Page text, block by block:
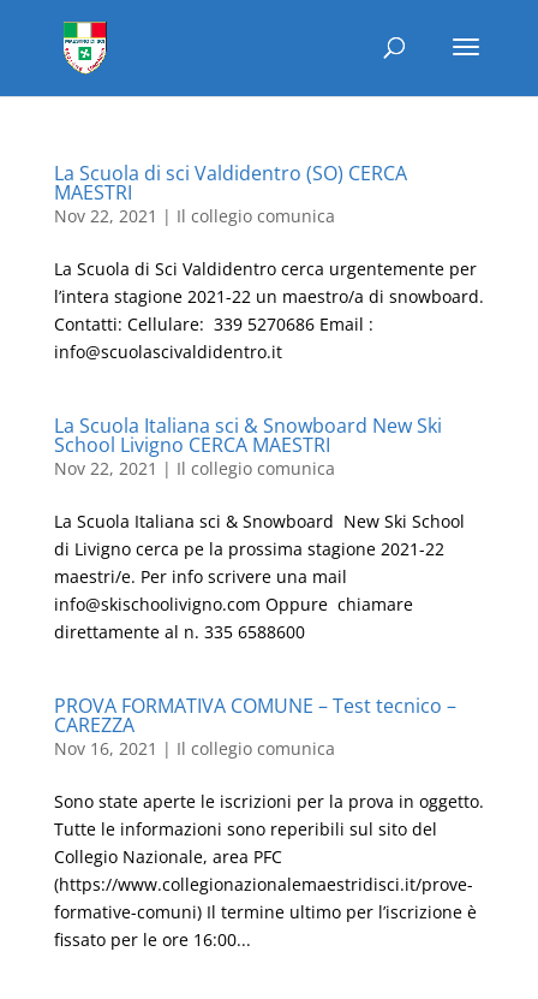
La Scuola di sci Valdidentro (SO) CERCA
MAESTRI
Nov 22, 2021 | Il collegio comunica
La Scuola di Sci Valdidentro cerca urgentemente per
l’intera stagione 2021-22 un maestro/a di snowboard.
Contatti: Cellulare: 339 5270686 Email :
info@scuolascivaldidentro.it
La Scuola Italiana sci & Snowboard New Ski
School Livigno CERCA MAESTRI
Nov 22, 2021 | Il collegio comunica
La Scuola Italiana sci & Snowboard New Ski School
di Livigno cerca pe la prossima stagione 2021-22
maestri/e. Per info scrivere una mail
info@skischoolivigno.com Oppure chiamare
direttamente al n. 335 6588600
PROVA FORMATIVA COMUNE – Test tecnico –
CAREZZA
Nov 16, 2021 | Il collegio comunica
Sono state aperte le iscrizioni per la prova in oggetto.
Tutte le informazioni sono reperibili sul sito del
Collegio Nazionale, area PFC
(https://www.collegionazionalemaestridisci.it/prove-
formative-comuni) Il termine ultimo per l’iscrizione è
fissato per le ore 16:00...